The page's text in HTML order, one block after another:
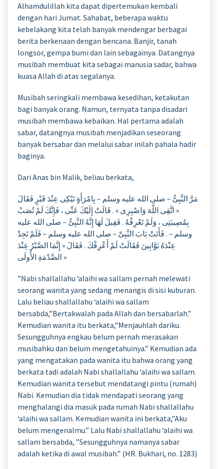
Alhamdulillah kita dapat dipertemukan kembali
dengan hari Jumat. Sahabat, beberapa waktu
kebelakang kita telah banyak mendengar berbagai
berita berkenaan dengan bencana. Banjir, tanah
longsor, gempa bumi dan lain sebagainya. Datangnya
musibah membuat kita sebagai manusia sadar, bahwa
kuasa Allah di atas segalanya.
Musibah seringkali membawa kesedihan, ketakutan
bagi banyak orang. Namun, ternyata tanpa disadari
musibah membawa kebaikan. Hal pertama adalah
sabar, datangnya musibah menjadikan seseorang
banyak bersabar dan melalui sabar inilah pahala hadir
baginya.
Dari Anas bin Malik, beliau berkata,
مَرَّ النَّبِىُّ – صلى الله عليه وسلم – بِامْرَأَةٍ تَبْكِى عِنْدَ قَبْرٍ فَقَالَ
« اتَّقِى اللَّهَ وَاصْبِرِى » . قَالَتْ إِلَيْكَ عَنِّى ، فَإِنَّكَ لَمْ تُصَبْ
بِمُصِيبَتِى ، وَلَمْ تَعْرِفْهُ . فَقِيلَ لَهَا إِنَّهُ النَّبِىُّ – صلى الله عليه
وسلم – . فَأَتَتْ بَابَ النَّبِىِّ – صلى الله عليه وسلم – فَلَمْ تَجِدْ
عِنْدَهُ بَوَّابِينَ فَقَالَتْ لَمْ أَعْرِفْكَ . فَقَالَ « إِنَّمَا الصَّبْرُ عِنْدَ
الصَّدْمَةِ الأُولَى »
”Nabi shallallahu ‘alaihi wa sallam pernah melewati
seorang wanita yang sedang menangis di sisi kuburan.
Lalu beliau shallallahu ‘alaihi wa sallam
bersabda,”Bertakwalah pada Allah dan bersabarlah.”
Kemudian wanita itu berkata,”Menjauhlah dariku.
Sesungguhnya engkau belum pernah merasakan
musibahku dan belum mengetahuinya.” Kemudian ada
yang mengatakan pada wanita itu bahwa orang yang
berkata tadi adalah Nabi shallallahu ‘alaihi wa sallam.
Kemudian wanita tersebut mendatangi pintu (rumah)
Nabi. Kemudian dia tidak mendapati seorang yang
menghalangi dia masuk pada rumah Nabi shallallahu
‘alaihi wa sallam. Kemudian wanita ini berkata,”Aku
belum mengenalmu.” Lalu Nabi shallallahu ‘alaihi wa
sallam bersabda, ”Sesungguhnya namanya sabar
adalah ketika di awal musibah.” (HR. Bukhari, no. 1283)